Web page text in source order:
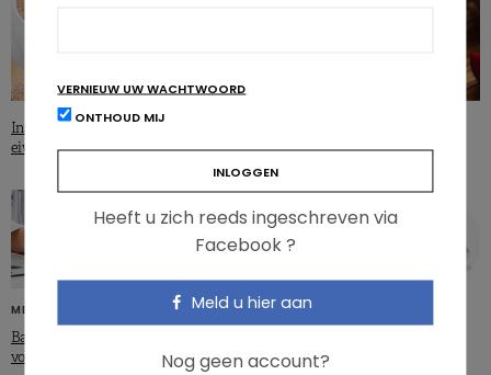
Insecten: hoe kwaliteitsvol zijn hun
eiwitten?
mondgezondheid?
METAGENICS
Bariatrische heelkunde: geef
voedingstekorten geen kans!
VERNIEUW UW WACHTWOORD
ONTHOUD MIJ
Heeft u zich reeds ingeschreven via
Facebook ?
Meld u hier aan
Nog geen account?